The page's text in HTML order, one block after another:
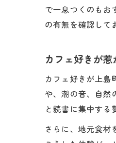
で一息つくのもお
の有無を確認して
カフェ好きが
カフェ好きが上
や、潮の音、自然
と読書に集中する
さらに、地元食材